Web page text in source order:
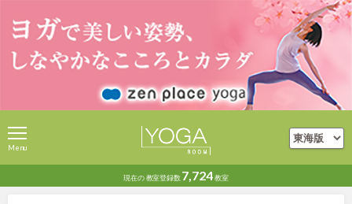
現在の教室登録数 7,724教室
Menu